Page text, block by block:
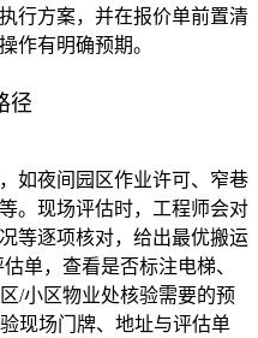
行方案，并在报价单前置清
作有明确预期。
径
如夜间园区作业许可、窄巷
。现场评估时，工程师会对
等逐项核对，给出最优搬运
单，查看是否标注电梯、
/小区物业处核验需要的预
现场门牌、地址与评估单